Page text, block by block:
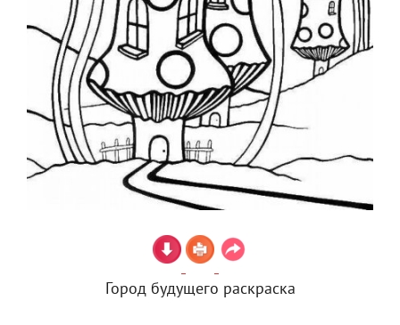
Город будущего раскраска